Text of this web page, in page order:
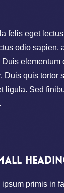
felis eget
odio sapien,
elementum
Duis quis tortor
ligula. Sed
ipsum primis in